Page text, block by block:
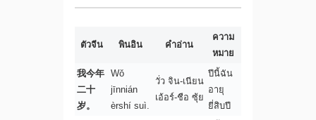
ตัวจีน พินอิน คำอ่าน
ความ
หมาย
我今年
二十
岁。
Wǒ
jīnnián
èrshí suì.
วั่ว จิน-เนียน
เอ้อร์-ชือ ซุ้ย
ปีนี้ฉัน
อายุ
ยี่สิบปี